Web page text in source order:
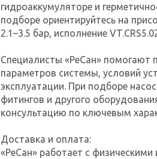
гидроаккумуляторе и
подборе ориентируйтесь на
2.1–3.5 бар, исполнение
Специалисты «РеСан» помогают
параметров системы, условий
эксплуатации. При подборе
фитингов и другого
консультацию по ключевым
Доставка и оплата:
«РеСан» работает с